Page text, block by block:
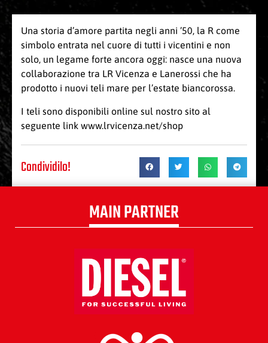
Una storia d’amore partita negli anni ’50, la R come
simbolo entrata nel cuore di tutti i vicentini e non
solo, un legame forte ancora oggi: nasce una nuova
collaborazione tra LR Vicenza e Lanerossi che ha
prodotto i nuovi teli mare per l’estate biancorossa.
I teli sono disponibili online sul nostro sito al
seguente link www.lrvicenza.net/shop
Condividilo!
MAIN PARTNER